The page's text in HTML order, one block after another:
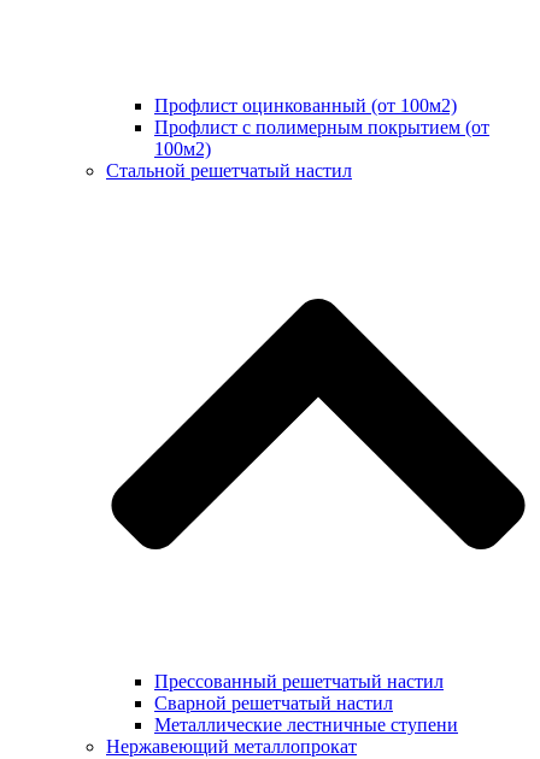
Профлист оцинкованный (от 100м2)
Профлист с полимерным покрытием (от
100м2)
Стальной решетчатый настил
Прессованный решетчатый настил
Сварной решетчатый настил
Металлические лестничные ступени
Нержавеющий металлопрокат